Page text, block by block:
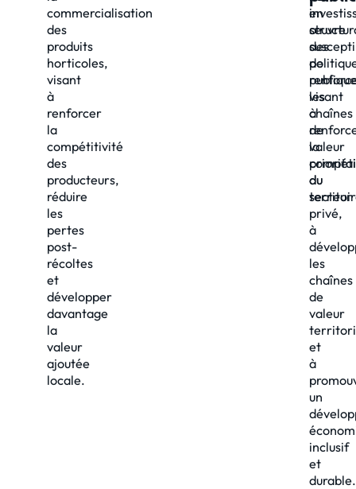
commercialisation
des
produits
horticoles,
visant
à
renforcer
la
compétitivité
des
producteurs,
réduire
les
pertes
post-
récoltes
et
développer
davantage
la
valeur
ajoutée
locale.
de
les
chaînes
de
valeur
du
en
œuvre
des
visant
à
la
du
secteur
privé,
à
les
chaînes
de
valeur
et
à
un
inclusif
et
durable.